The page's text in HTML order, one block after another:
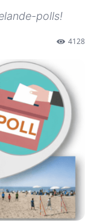
polls!
4128